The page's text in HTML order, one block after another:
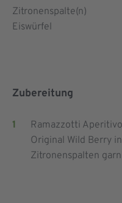
Zitronenspalte(n)
Eiswürfel
Zubereitung
Ramazzotti
Original Wild Berry
Zitronenspalten